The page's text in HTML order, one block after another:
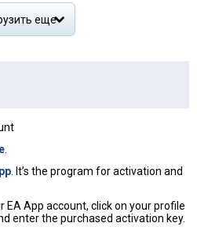
еще
. It’s the program for activation and
EA App account, click on your profile
enter the purchased activation key.